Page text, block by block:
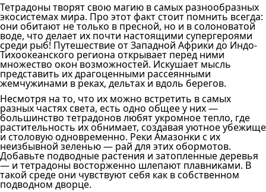
Тетрадоны творят свою магию в самых разнообразных
экосистемах мира. Про этот факт стоит помнить всегда:
они обитают не только в пресной, но и в солоноватой
воде, что делает их почти настоящими супергероями
среди рыб! Путешествие от Западной Африки до Индо-
Тихоокеанского региона открывает перед ними
множество окон возможностей. Искушает мысль
представить их драгоценными рассеянными
жемчужинами в реках, дельтах и вдоль берегов.
Несмотря на то, что их можно встретить в самых
разных частях света, есть одно общее у них —
большинство тетрадонов любят укромное тепло, где
растительность их обнимает, создавая уютное убежище
и столовую одновременно. Реки Амазонки с их
неизбывной зеленью — рай для этих обормотов.
Добавьте подводные растения и затопленные деревья
— и тетрадоны восторженно шлепают плавниками. В
такой среде они чувствуют себя как в собственном
подводном дворце.